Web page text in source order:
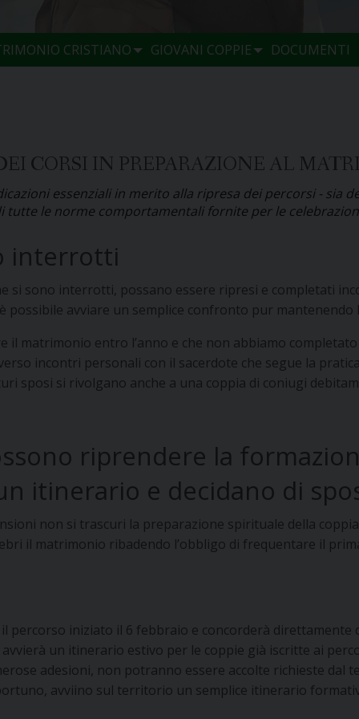
CRISTIANO GIOVANI COPPIE DOCUMENTI
CORSI IN PREPARAZIONE AL
essenziali in merito alla ripresa dei percorsi - sia
tutte le norme comportamentali fornite per le
interrotti
si sono interrotti, possano essere ripresi e completati
avviare un semplice confronto pur mantenendo
il matrimonio entro l’anno e che non abbiamo
incontri personali con il sacerdote che segue la
sposi si rivolgano anche a una coppia di coniugi
riprendere la
itinerario e decidano di
non si trascuri la preparazione spirituale della
il matrimonio ribadendo l’obbligo di frequentare il
il percorso iniziato il 6 febbraio e concorderà
un itinerario estivo per le coppie già iscritte ai
adesioni, non potranno essere accolte richieste dal
avviino sul territorio un semplice itinerario